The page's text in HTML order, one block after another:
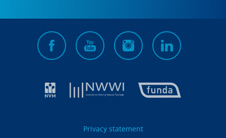
Privacy statement